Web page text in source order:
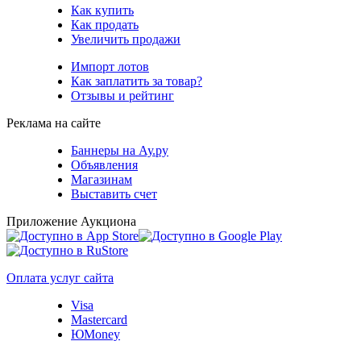
Как купить
Как продать
Увеличить продажи
Импорт лотов
Как заплатить за товар?
Отзывы и рейтинг
Реклама на сайте
Баннеры на Ау.ру
Объявления
Магазинам
Выставить счет
Приложение Аукциона
Оплата услуг сайта
Visa
Mastercard
ЮMoney